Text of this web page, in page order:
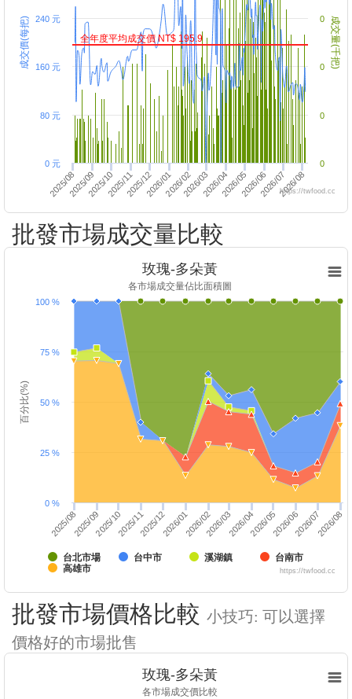
成交價(每把) 成交量(千把)
2025/082025/092025/102025/112025/122026/012026/022026/032026/042026/052026/062026/072026/08
0 元
80 元
160 元
240 元
0
0
0
0
https://twfood.cc
全年度平均成交價 NT$ 195.9
批發市場成交量比較
百分比(%)
玫瑰-多朵黃
各市場成交量佔比面積圖
台北市場 台中市 溪湖鎮
台南市
高雄市
2025/082025/092025/102025/112025/122026/012026/022026/032026/042026/052026/062026/072026/08
0 %
25 %
50 %
75 %
100 %
https://twfood.cc
批發市場價格比較 小技巧: 可以選擇
價格好的市場批售
玫瑰-多朵黃
各市場成交價比較